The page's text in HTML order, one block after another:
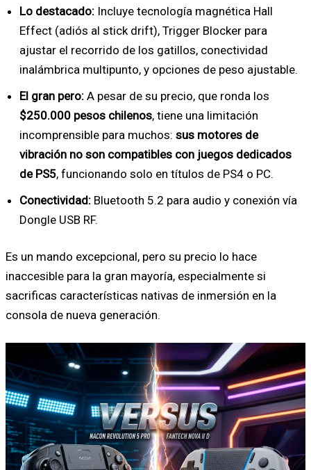
Lo destacado: Incluye tecnología magnética Hall
Effect (adiós al stick drift), Trigger Blocker para
ajustar el recorrido de los gatillos, conectividad
inalámbrica multipunto, y opciones de peso ajustable.
El gran pero: A pesar de su precio, que ronda los
$250.000 pesos chilenos, tiene una limitación
incomprensible para muchos: sus motores de
vibración no son compatibles con juegos dedicados
de PS5, funcionando solo en títulos de PS4 o PC.
Conectividad: Bluetooth 5.2 para audio y conexión vía
Dongle USB RF.
Es un mando excepcional, pero su precio lo hace
inaccesible para la gran mayoría, especialmente si
sacrificas características nativas de inmersión en la
consola de nueva generación.